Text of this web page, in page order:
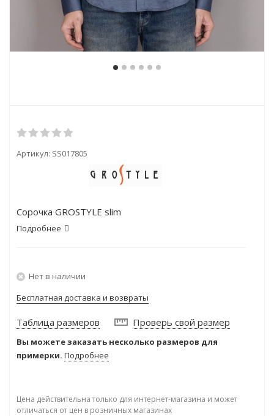
Артикул: SS017805
Сорочка GROSTYLE slim
Подробнее
Нет в наличии
Бесплатная доставка и возвраты
Таблица размеров Проверь свой размер
Вы можете заказать несколько размеров для
примерки. Подробнее
Цена действительна только для интернет-магазина и может
отличаться от цен в розничных магазинах